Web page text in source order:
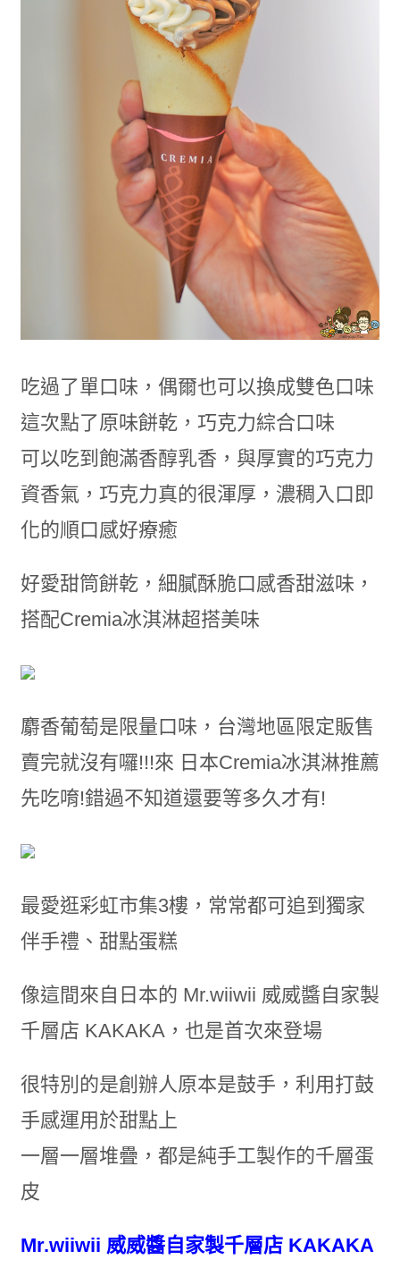
吃過了單口味，偶爾也可以換成雙色口味
這次點了原味餅乾，巧克力綜合口味
可以吃到飽滿香醇乳香，與厚實的巧克力
資香氣，巧克力真的很渾厚，濃稠入口即
化的順口感好療癒
好愛甜筒餅乾，細膩酥脆口感香甜滋味，
搭配Cremia冰淇淋超搭美味
麝香葡萄是限量口味，台灣地區限定販售
賣完就沒有囉!!!來 日本Cremia冰淇淋推薦
先吃唷!錯過不知道還要等多久才有!
最愛逛彩虹市集3樓，常常都可追到獨家
伴手禮、甜點蛋糕
像這間來自日本的 Mr.wiiwii 威威醬自家製
千層店 KAKAKA，也是首次來登場
很特別的是創辦人原本是鼓手，利用打鼓
手感運用於甜點上
一層一層堆疊，都是純手工製作的千層蛋
皮
Mr.wiiwii 威威醬自家製千層店 KAKAKA